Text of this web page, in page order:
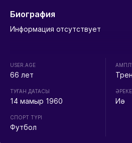
Биография
Информация отсутствует
USER.AGE
66 лет
ТУҒАН ДАТАСЫ
14 мамыр 1960
СПОРТ ТҮРІ
Футбол
Иә